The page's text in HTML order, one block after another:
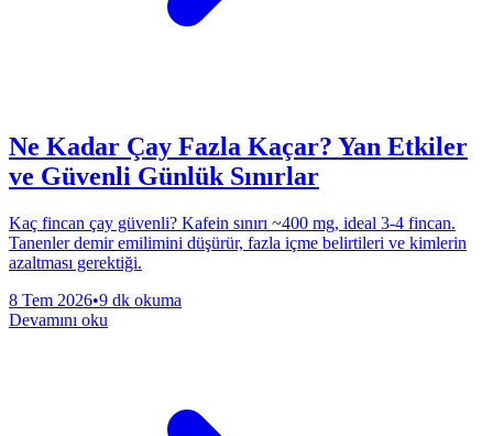
Ne Kadar Çay Fazla Kaçar? Yan Etkiler
ve Güvenli Günlük Sınırlar
Kaç fincan çay güvenli? Kafein sınırı ~400 mg, ideal 3-4 fincan.
Tanenler demir emilimini düşürür, fazla içme belirtileri ve kimlerin
azaltması gerektiği.
8 Tem 2026•9 dk okuma
Devamını oku